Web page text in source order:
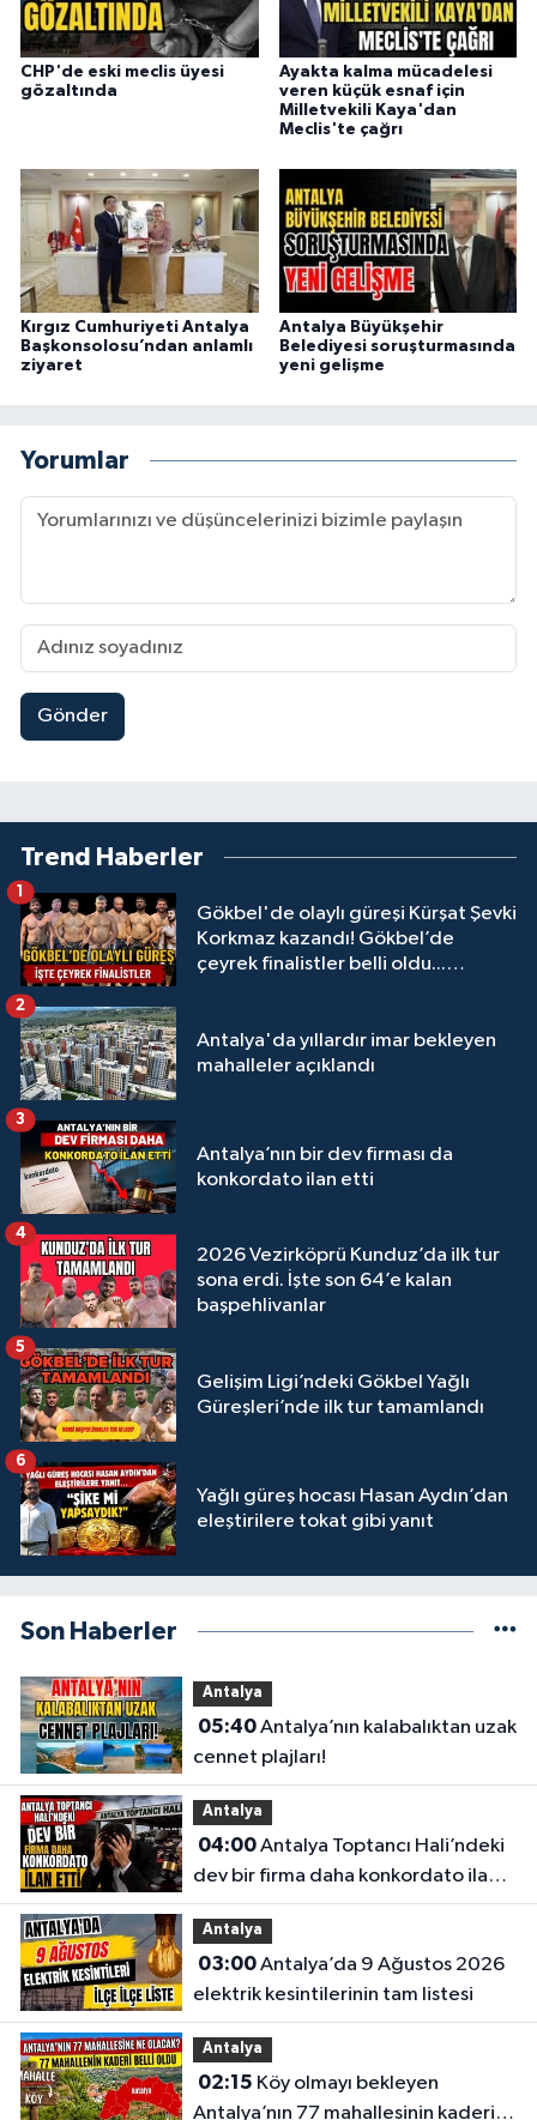
CHP'de eski meclis üyesi
gözaltında
Ayakta kalma mücadelesi
veren küçük esnaf için
Milletvekili Kaya'dan
Meclis'te çağrı
Kırgız Cumhuriyeti Antalya
Başkonsolosu’ndan anlamlı
ziyaret
Antalya Büyükşehir
Belediyesi soruşturmasında
yeni gelişme
Yorumlar
Gönder
Trend Haberler
Gökbel'de olaylı güreşi Kürşat Şevki
Korkmaz kazandı! Gökbel’de
çeyrek finalistler belli oldu...
1
Antalya'da yıllardır imar bekleyen
mahalleler açıklandı
2
Antalya’nın bir dev firması da
konkordato ilan etti
3
2026 Vezirköprü Kunduz’da ilk tur
sona erdi. İşte son 64’e kalan
başpehlivanlar
4
Gelişim Ligi’ndeki Gökbel Yağlı
Güreşleri’nde ilk tur tamamlandı
5
Yağlı güreş hocası Hasan Aydın’dan
eleştirilere tokat gibi yanıt
6
Son Haberler
Antalya
05:40Antalya’nın kalabalıktan uzak
cennet plajları!
Antalya
04:00Antalya Toptancı Hali’ndeki
dev bir firma daha konkordato ilan
etti
Antalya
03:00Antalya’da 9 Ağustos 2026
elektrik kesintilerinin tam listesi
Antalya
02:15
Antalya’nın 77 mahallesinin kaderi